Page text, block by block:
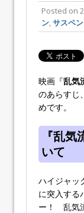
Posted on
ン サスペ
映画『乱気
のあらすじ
めです。
『乱
いて
ハイジャッ
に突入する
ー！ 乱気